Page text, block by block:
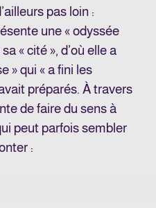
pas loin :
une « odyssée
« cité », d’où elle a
» qui « a fini les
préparés. À travers
de faire du sens à
peut parfois sembler
: